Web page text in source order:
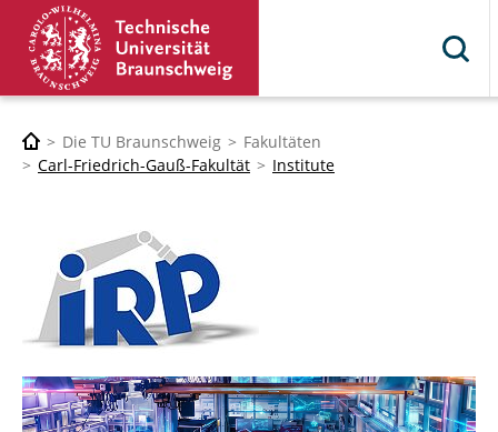
Die TU Braunschweig
Fakultäten
Carl-Friedrich-Gauß-Fakultät
Institute